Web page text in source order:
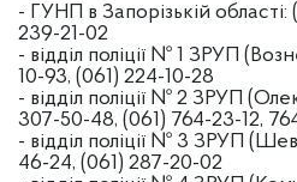
- ГУНП в Запорізькій
239-21-02
- відділ поліції № 1 ЗРУП
10-93, (061) 224-10-28
- відділ поліції № 2 ЗРУП
307-50-48, (061) 764-23-12,
- відділ поліції № 3 ЗРУП
46-24, (061) 287-20-02